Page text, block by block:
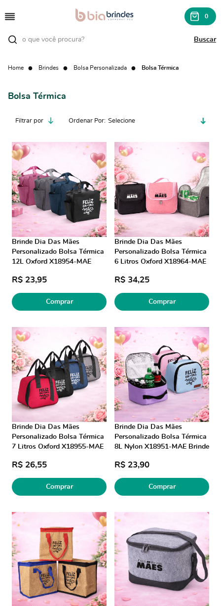
0
Bolsa Térmica
Home Brindes Bolsa Personalizada Bolsa Térmica
Filtrar por Ordenar Por Selecione
Brinde Dia Das Mães
Personalizado Bolsa Térmica
12L Oxford X18954-MAE
R$ 23,95
Comprar
Brinde Dia Das Mães
Personalizado Bolsa Térmica
6 Litros Oxford X18964-MAE
R$ 34,25
Comprar
Brinde Dia Das Mães
Personalizado Bolsa Térmica
7 Litros Oxford X18955-MAE
R$ 26,55
Comprar
Brinde Dia Das Mães
Personalizado Bolsa Térmica
8L Nylon X18951-MAE Brinde
R$ 23,90
Comprar